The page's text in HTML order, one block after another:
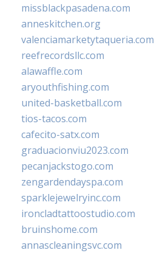
missblackpasadena.com
anneskitchen.org
valenciamarketytaqueria.com
reefrecordsllc.com
alawaffle.com
aryouthfishing.com
united-basketball.com
tios-tacos.com
cafecito-satx.com
graduacionviu2023.com
pecanjackstogo.com
zengardendayspa.com
sparklejewelryinc.com
ironcladtattoostudio.com
bruinshome.com
annascleaningsvc.com